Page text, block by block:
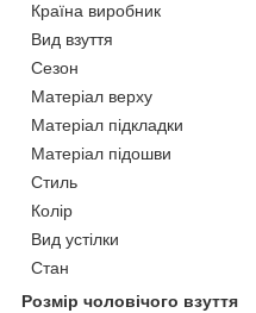
Країна виробник
Вид взуття
Сезон
Матеріал верху
Матеріал підкладки
Матеріал підошви
Стиль
Колір
Вид устілки
Стан
Розмір чоловічого взуття